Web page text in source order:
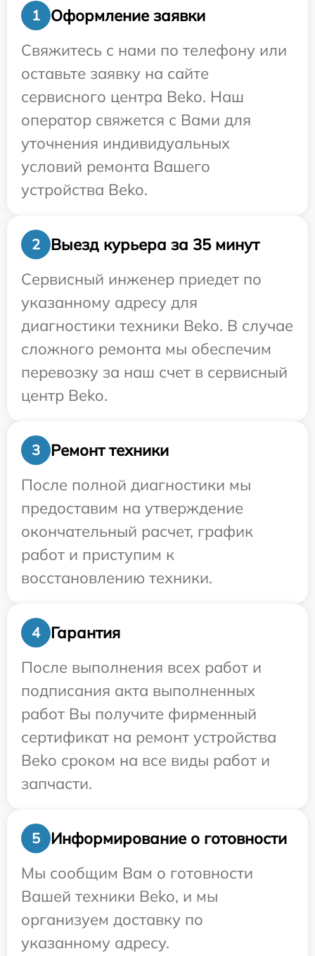
1
Оформление заявки
Свяжитесь с нами по телефону или
оставьте заявку на сайте
сервисного центра Beko. Наш
оператор свяжется с Вами для
уточнения индивидуальных
условий ремонта Вашего
устройства Beko.
2
Выезд курьера за 35 минут
Сервисный инженер приедет по
указанному адресу для
диагностики техники Beko. В случае
сложного ремонта мы обеспечим
перевозку за наш счет в сервисный
центр Beko.
3
Ремонт техники
После полной диагностики мы
предоставим на утверждение
окончательный расчет, график
работ и приступим к
восстановлению техники.
4
Гарантия
После выполнения всех работ и
подписания акта выполненных
работ Вы получите фирменный
сертификат на ремонт устройства
Beko сроком на все виды работ и
запчасти.
5
Информирование о готовности
Мы сообщим Вам о готовности
Вашей техники Beko, и мы
организуем доставку по
указанному адресу.